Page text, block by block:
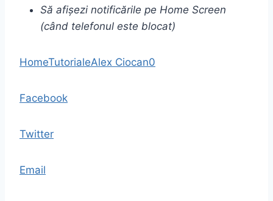
Să afișezi notificările pe Home Screen
(când telefonul este blocat)
HomeTutorialeAlex Ciocan0
Facebook
Twitter
Email